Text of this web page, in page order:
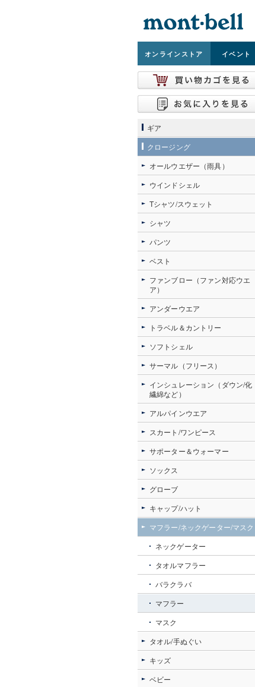
オンラインストア イベント
ギア
クロージング
オールウエザー（雨具）
ウインドシェル
Tシャツ/スウェット
シャツ
パンツ
ベスト
ファンブロー（ファン対応ウエ
ア）
アンダーウエア
トラベル＆カントリー
ソフトシェル
サーマル（フリース）
インシュレーション（ダウン/化
繊綿など）
アルパインウエア
スカート/ワンピース
サポーター＆ウォーマー
ソックス
グローブ
キャップ/ハット
マフラー/ネックゲーター/マスク
ネックゲーター
タオルマフラー
バラクラバ
マフラー
マスク
タオル/手ぬぐい
キッズ
ベビー